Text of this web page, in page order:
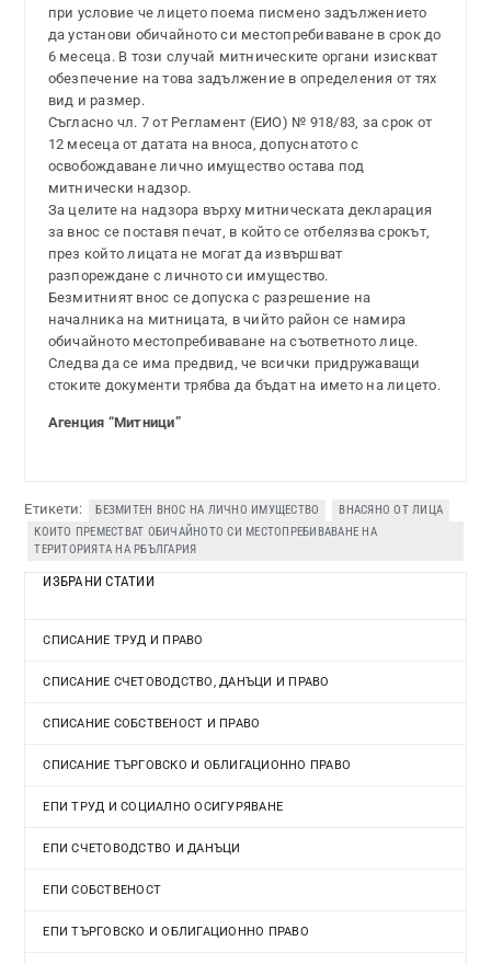
при условие че лицето поема писмено задължението
да установи обичайното си местопребиваване в срок до
6 месеца. В този случай митническите органи изискват
обезпечение на това задължение в определения от тях
вид и размер.
Съгласно чл. 7 от Регламент (ЕИО) № 918/83, за срок от
12 месеца от датата на вноса, допуснатото с
освобождаване лично имущество остава под
митнически надзор.
За целите на надзора върху митническата декларация
за внос се поставя печат, в който се отбелязва срокът,
през който лицата не могат да извършват
разпореждане с личното си имущество.
Безмитният внос се допуска с разрешение на
началника на митницата, в чийто район се намира
обичайното местопребиваване на съответното лице.
Следва да се има предвид, че всички придружаващи
стоките документи трябва да бъдат на името на лицето.
Агенция “Митници”
Етикети: БЕЗМИТЕН ВНОС НА ЛИЧНО ИМУЩЕСТВО
ВНАСЯНО ОТ ЛИЦА
КОИТО ПРЕМЕСТВАТ ОБИЧАЙНОТО СИ МЕСТОПРЕБИВАВАНЕ НА
ТЕРИТОРИЯТА НА РБЪЛГАРИЯ
ИЗБРАНИ СТАТИИ
СПИСАНИЕ ТРУД И ПРАВО
СПИСАНИЕ СЧЕТОВОДСТВО, ДАНЪЦИ И ПРАВО
СПИСАНИЕ СОБСТВЕНОСТ И ПРАВО
СПИСАНИЕ ТЪРГОВСКО И ОБЛИГАЦИОННО ПРАВО
ЕПИ ТРУД И СОЦИАЛНО ОСИГУРЯВАНЕ
ЕПИ СЧЕТОВОДСТВО И ДАНЪЦИ
ЕПИ СОБСТВЕНОСТ
ЕПИ ТЪРГОВСКО И ОБЛИГАЦИОННО ПРАВО